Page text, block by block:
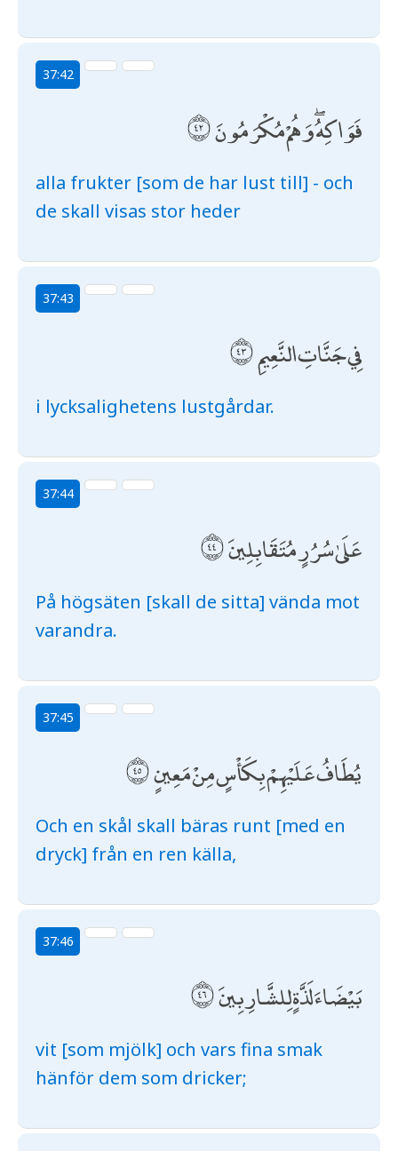
37:42
فَوَاكِهُ ۖ وَهُمْ مُكْرَمُونَ
alla frukter [som de har lust till] - och
de skall visas stor heder
37:43
فِي جَنَّاتِ النَّعِيمِ
i lycksalighetens lustgårdar.
37:44
عَلَىٰ سُرُرٍ مُتَقَابِلِينَ
På högsäten [skall de sitta] vända mot
varandra.
37:45
يُطَافُ عَلَيْهِمْ بِكَأْسٍ مِنْ مَعِينٍ
Och en skål skall bäras runt [med en
dryck] från en ren källa,
37:46
بَيْضَاءَ لَذَّةٍ لِلشَّارِبِينَ
vit [som mjölk] och vars fina smak
hänför dem som dricker;